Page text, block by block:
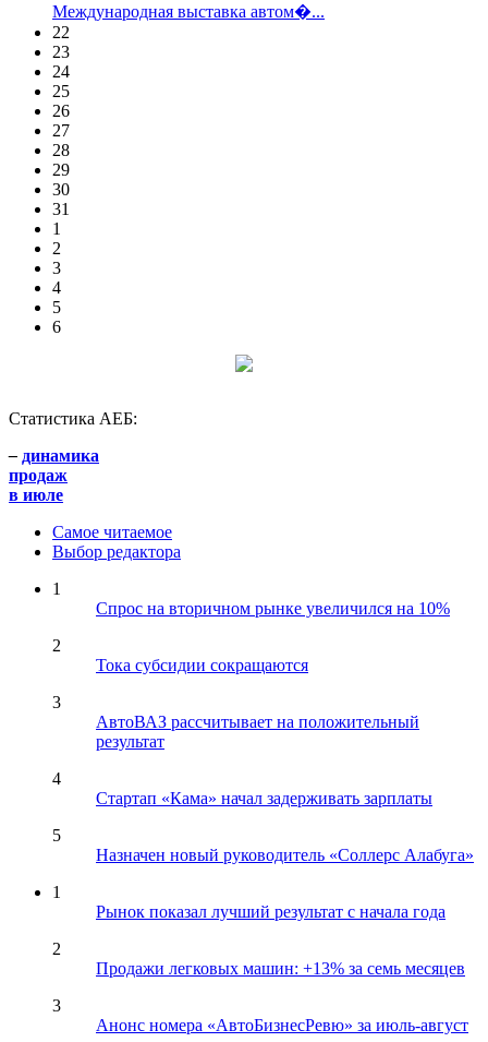
Международная выставка автом�...
22
23
24
25
26
27
28
29
30
31
1
2
3
4
5
6
Статистика АЕБ:
– динамика
продаж
в июле
Самое читаемое
Выбор редактора
1
Спрос на вторичном рынке увеличился на 10%
2
Тока субсидии сокращаются
3
АвтоВАЗ рассчитывает на положительный
результат
4
Стартап «Кама» начал задерживать зарплаты
5
Назначен новый руководитель «Соллерс Алабуга»
1
Рынок показал лучший результат с начала года
2
Продажи легковых машин: +13% за семь месяцев
3
Анонс номера «АвтоБизнесРевю» за июль-август